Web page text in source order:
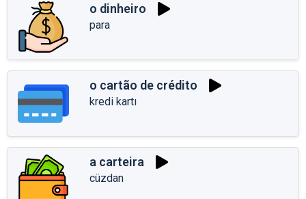
o dinheiro
para
o cartão de crédito
kredi kartı
a carteira
cüzdan